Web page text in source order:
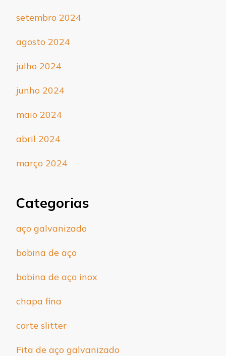
setembro 2024
agosto 2024
julho 2024
junho 2024
maio 2024
abril 2024
março 2024
Categorias
aço galvanizado
bobina de aço
bobina de aço inox
chapa fina
corte slitter
Fita de aço galvanizado